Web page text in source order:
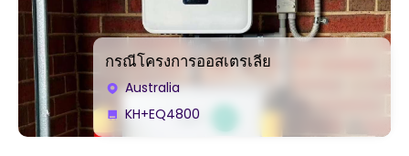
กรณีโครงการออสเตรเลีย
Australia
KH+EQ4800